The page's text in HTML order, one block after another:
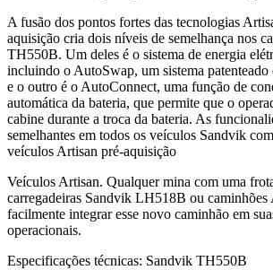
A fusão dos pontos fortes das tecnologias
aquisição cria dois níveis de semelhança nos
TH550B. Um deles é o sistema de energia
incluindo o AutoSwap, um sistema patenteado
e o outro é o AutoConnect, uma função de
automática da bateria, que permite que o
cabine durante a troca da bateria. As
semelhantes em todos os veículos Sandvik
veículos Artisan pré-aquisição
Veículos Artisan. Qualquer mina com uma
carregadeiras Sandvik LH518B ou caminhões
facilmente integrar esse novo caminhão em
operacionais.
Especificações técnicas: Sandvik TH550B